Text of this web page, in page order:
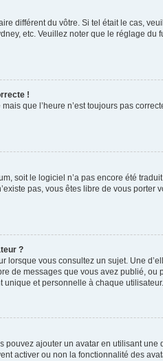
différent du vôtre. Si tel était le cas,
etc. Veuillez noter que le réglage
!
que l’heure n’est toujours pas
soit le logiciel n’a pas encore été
pas, vous êtes libre de vous
?
lorsque vous consultez un sujet. Une
de messages que vous avez publié,
unique et personnelle à chaque utilisateur.
pouvez ajouter un avatar en utilisant
activer ou non la fonctionnalité des